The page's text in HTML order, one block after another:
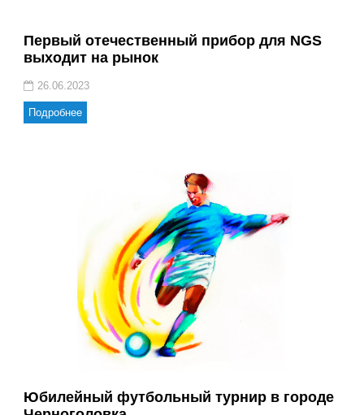
Первый отечественный прибор для NGS
выходит на рынок
26.06.2023
Подробнее
Юбилейный футбольный турнир в городе